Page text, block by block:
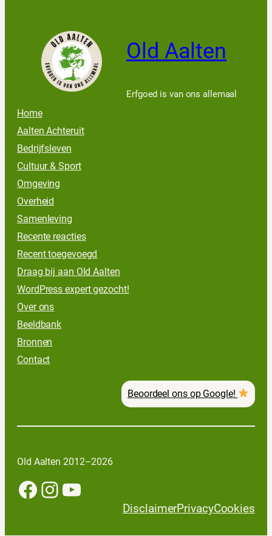
Old Aalten
Erfgoed is van ons allemaal
Home
Aalten Achteruit
Bedrijfsleven
Cultuur & Sport
Omgeving
Overheid
Samenleving
Recente reacties
Recent toegevoegd
Draag bij aan Old Aalten
WordPress expert gezocht!
Over ons
Beeldbank
Bronnen
Contact
Beoordeel ons op Google!
Old Aalten 2012–2026
Facebook InstagramYouTube
DisclaimerPrivacyCookies